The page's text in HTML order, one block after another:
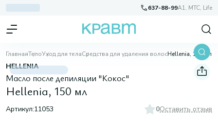
637-88-99A1, МТС, Life
ГлавнаяТелоУход для телаСредства для удаления волосHellenia, 150 мл
HELLENIA
Масло после депиляции "Кокос"
Hellenia, 150 мл
Артикул:11053 0Оставить отзыв